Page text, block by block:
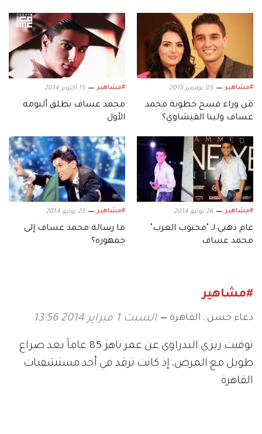
#مشاهير 05 نوفمبر 2015
مَن وراء فسخ خطوبة محمد
عساف ولينا القيشاوي؟
#مشاهير 15 أكتوبر 2014
محمد عساف يطلق ألبومه
الأول
#مشاهير 26 يونيو 2014
عام ذهبي لـ "محبوب العرب"
محمد عساف
#مشاهير 23 يونيو 2014
ما رسالة محمد عساف إلى
جمهوره؟
#مشاهير
دعاء حسن ـ القاهرة السبت 1 فبراير 2014 13:56
توفيت زيزي البدراوي عن عمر ناهز 85 عاماً بعد صراع
طويل مع المرض، إذ كانت ترقد في أحد مستشفيات
القاهرة.